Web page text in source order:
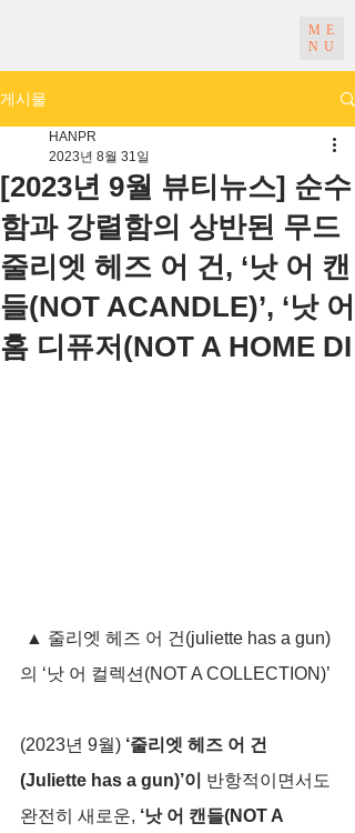
ME
NU
게시물
[2023년 9월 뷰티뉴스] 순수
함과 강렬함의 상반된 무드
줄리엣 헤즈 어 건, ‘낫 어 캔
들(NOT ACANDLE)’, ‘낫 어
홈 디퓨저(NOT A HOME DI
HANPR
2023년 8월 31일
▲ 줄리엣 헤즈 어 건(juliette has a gun)
의 ‘낫 어 컬렉션(NOT A COLLECTION)’
(2023년 9월) ‘줄리엣 헤즈 어 건
(Juliette has a gun)’이
반항적이면서도
완전히 새로운, ‘낫 어 캔들(NOT A